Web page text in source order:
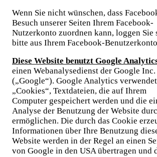
Wenn Sie nicht wünschen, dass
Besuch unserer Seiten Ihrem Facebook-
Nutzerkonto zuordnen kann, loggen Sie
bitte aus Ihrem Facebook-
Diese Website benutzt Google
einen Webanalysedienst der Google Inc.
(„Google“). Google Analytics
„Cookies“, Textdateien, die auf Ihrem
Computer gespeichert werden und die
Analyse der Benutzung der Website
ermöglichen. Die durch das Cookie
Informationen über Ihre Benutzung
Website werden in der Regel an einen
von Google in den USA übertragen und